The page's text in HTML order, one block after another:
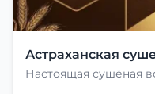
Астраханская
Настоящая сушёная